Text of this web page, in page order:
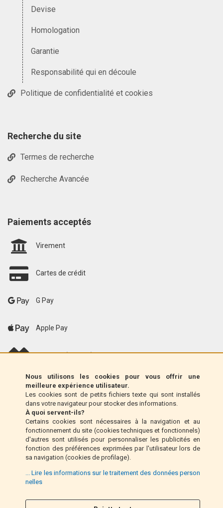
Nous utilisons les cookies pour vous offrir une
meilleure expérience utilisateur.
Les cookies sont de petits fichiers texte qui sont installés
dans votre navigateur pour stocker des informations.
À quoi servent-ils?
Certains cookies sont nécessaires à la navigation et au
fonctionnement du site (cookies techniques et fonctionnels)
d'autres sont utilisés pour personnaliser les publicités en
fonction des préférences exprimées par l'utilisateur lors de
sa navigation (cookies de profilage).
... Lire les informations sur le traitement des données person
nelles
Devise
Homologation
Garantie
Responsabilité qui en découle
Politique de confidentialité et cookies
Recherche du site
Termes de recherche
Recherche Avancée
Paiements acceptés
Virement
Cartes de crédit
G Pay
Apple Pay
scalapay (EU only)
Klarna (UE uniquement)
Mandat postal (Italie uniquement)
Paiement à la livraison (Italie uniquement)